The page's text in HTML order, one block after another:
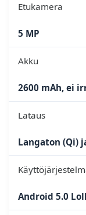
Etukamera
5 MP
Akku
2600 mAh, ei
Lataus
Langaton (Qi)
Android 5.0